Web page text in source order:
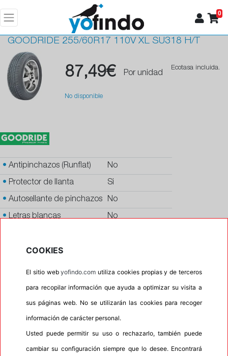
0
GOODRIDE 255/60R17 110V XL SU318 H/T
87,49€ Por unidad
Ecotasa incluida.
No disponible
• Antipinchazos (Runflat) No
• Protector de llanta Si
• Autosellante de pinchazos No
•Letras blancas No
Calidad BUDGET
P.O.R. No
Oportunidad No
COOKIES
El sitio webyofindo.com utiliza cookies propias y de terceros
para recopilar información que ayuda a optimizar su visita a
sus páginas web. No se utilizarán las cookies para recoger
información de carácter personal.
Usted puede permitir su uso o rechazarlo, también puede
cambiar su configuración siempre que lo desee. Encontrará